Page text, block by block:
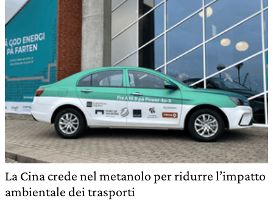
La Cina crede nel metanolo per ridurre l’impatto
ambientale dei trasporti